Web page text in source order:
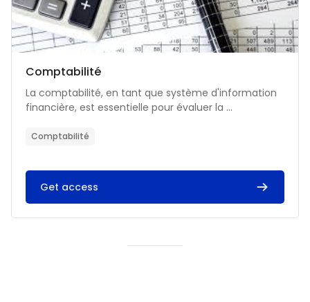
Catégorie de cours
Nom du cours
Comptabilité
Résumé du cours :
La comptabilité, en tant que système d'information
financière, est essentielle pour évaluer la ...
Comptabilité
Get access